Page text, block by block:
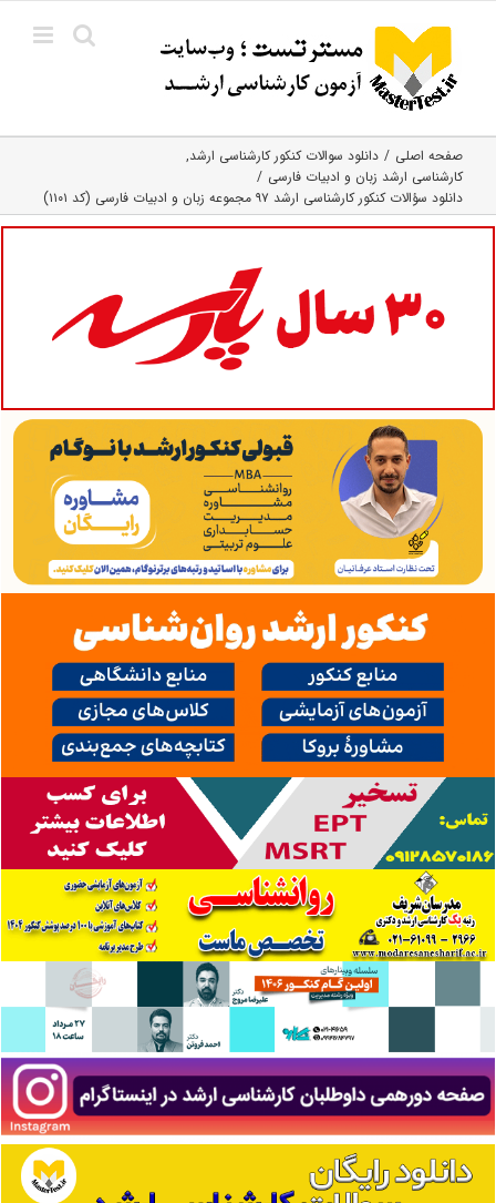
content
صفحه اصلی
دانلود سوالات کنکور کارشناسی ارشد
کارشناسی ارشد زبان و ادبیات فارسی
دانلود سؤالات کنکور کارشناسی ارشد ۹۷ مجموعه زبان و ادبیات فارسی (کد ۱۱۰۱)